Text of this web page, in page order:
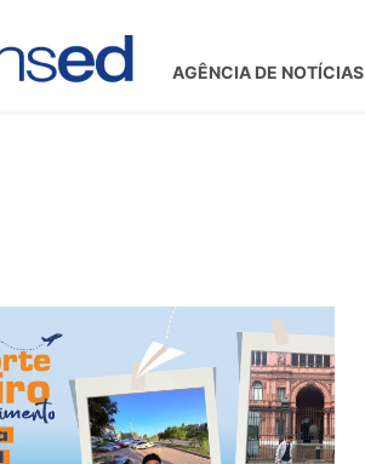
AGÊNCIA DE NOTÍCIAS